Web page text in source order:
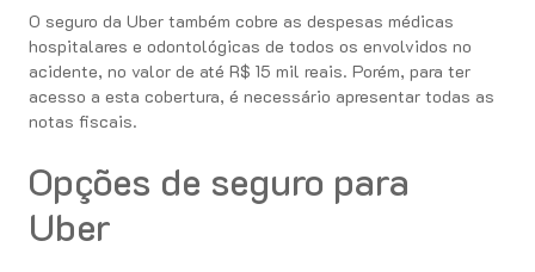
O seguro da Uber também cobre as despesas médicas
hospitalares e odontológicas de todos os envolvidos no
acidente, no valor de até R$ 15 mil reais. Porém, para ter
acesso a esta cobertura, é necessário apresentar todas as
notas fiscais.
Opções de seguro para
Uber